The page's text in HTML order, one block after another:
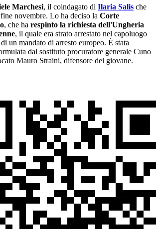
Marchesi, il coindagato di Ilaria Salis che
novembre. Lo ha deciso la Corte
, che ha respinto la richiesta dell'Ungheria
, il quale era strato arrestato nel capoluogo
un mandato di arresto europeo. È stata
dal sostituto procuratore generale Cuno
Mauro Straini, difensore del giovane.